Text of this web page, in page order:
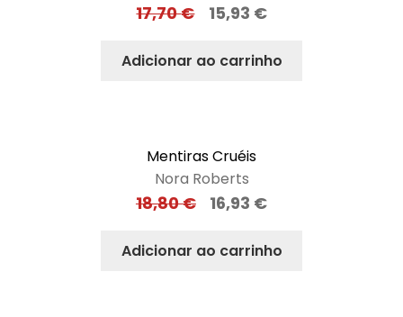
17,70€ 15,93 €
Adicionar ao carrinho
Mentiras Cruéis
Nora Roberts
18,80€ 16,93 €
Adicionar ao carrinho